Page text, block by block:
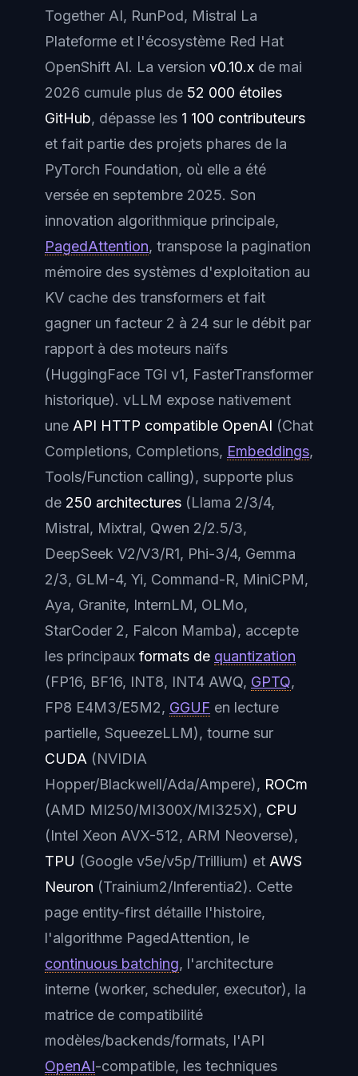
Together AI, RunPod, Mistral La
Plateforme et l'écosystème Red Hat
OpenShift AI. La version v0.10.x de mai
2026 cumule plus de 52 000 étoiles
GitHub, dépasse les 1 100 contributeurs
et fait partie des projets phares de la
PyTorch Foundation, où elle a été
versée en septembre 2025. Son
innovation algorithmique principale,
PagedAttention, transpose la pagination
mémoire des systèmes d'exploitation au
KV cache des transformers et fait
gagner un facteur 2 à 24 sur le débit par
rapport à des moteurs naïfs
(HuggingFace TGI v1, FasterTransformer
historique). vLLM expose nativement
une API HTTP compatible OpenAI (Chat
Completions, Completions, Embeddings,
Tools/Function calling), supporte plus
de 250 architectures (Llama 2/3/4,
Mistral, Mixtral, Qwen 2/2.5/3,
DeepSeek V2/V3/R1, Phi-3/4, Gemma
2/3, GLM-4, Yi, Command-R, MiniCPM,
Aya, Granite, InternLM, OLMo,
StarCoder 2, Falcon Mamba), accepte
les principaux formats de quantization
(FP16, BF16, INT8, INT4 AWQ, GPTQ,
FP8 E4M3/E5M2, GGUF en lecture
partielle, SqueezeLLM), tourne sur
CUDA (NVIDIA
Hopper/Blackwell/Ada/Ampere), ROCm
(AMD MI250/MI300X/MI325X), CPU
(Intel Xeon AVX-512, ARM Neoverse),
TPU (Google v5e/v5p/Trillium) et AWS
Neuron (Trainium2/Inferentia2). Cette
page entity-first détaille l'histoire,
l'algorithme PagedAttention, le
continuous batching, l'architecture
interne (worker, scheduler, executor), la
matrice de compatibilité
modèles/backends/formats, l'API
OpenAI-compatible, les techniques